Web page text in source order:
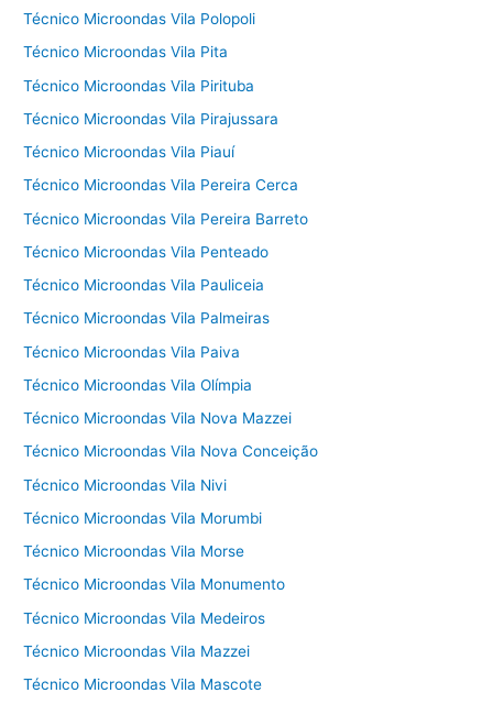
Técnico Microondas Vila Polopoli
Técnico Microondas Vila Pita
Técnico Microondas Vila Pirituba
Técnico Microondas Vila Pirajussara
Técnico Microondas Vila Piauí
Técnico Microondas Vila Pereira Cerca
Técnico Microondas Vila Pereira Barreto
Técnico Microondas Vila Penteado
Técnico Microondas Vila Pauliceia
Técnico Microondas Vila Palmeiras
Técnico Microondas Vila Paiva
Técnico Microondas Vila Olímpia
Técnico Microondas Vila Nova Mazzei
Técnico Microondas Vila Nova Conceição
Técnico Microondas Vila Nivi
Técnico Microondas Vila Morumbi
Técnico Microondas Vila Morse
Técnico Microondas Vila Monumento
Técnico Microondas Vila Medeiros
Técnico Microondas Vila Mazzei
Técnico Microondas Vila Mascote